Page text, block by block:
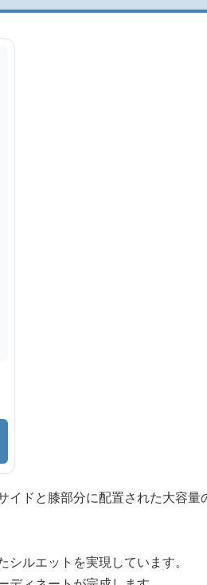
ドと膝部分に配置された大容
ルエットを実現しています。